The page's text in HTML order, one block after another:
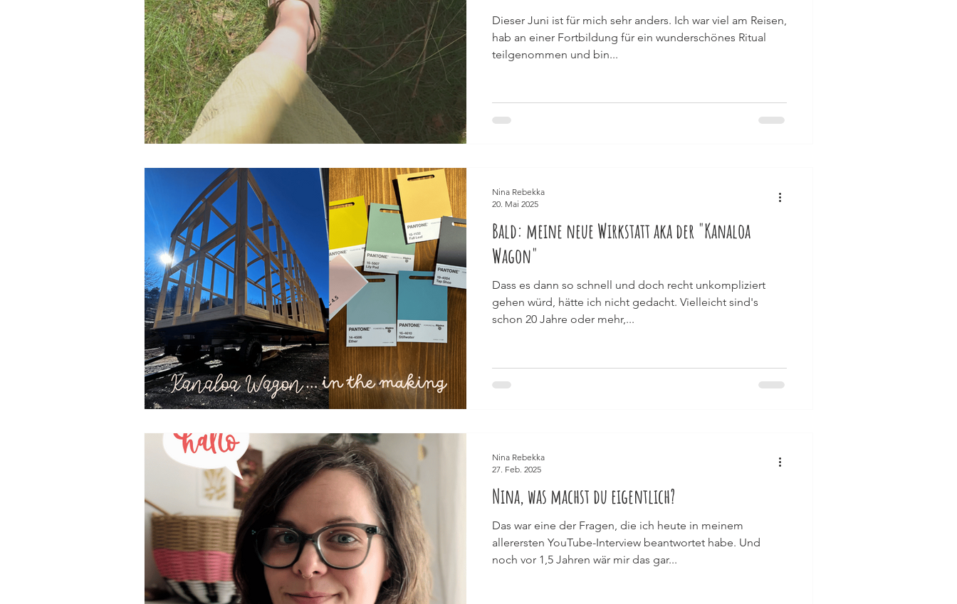
Dieser Juni ist für mich sehr anders. Ich war viel am Reisen,
hab an einer Fortbildung für ein wunderschönes Ritual
teilgenommen und bin...
Bald: meine neue Wirkstatt aka der "Kanaloa
Wagon"
Dass es dann so schnell und doch recht unkompliziert
gehen würd, hätte ich nicht gedacht. Vielleicht sind's
schon 20 Jahre oder mehr,...
Nina Rebekka
20. Mai 2025
Nina, was machst du eigentlich?
Das war eine der Fragen, die ich heute in meinem
allerersten YouTube-Interview beantwortet habe. Und
noch vor 1,5 Jahren wär mir das gar...
Nina Rebekka
27. Feb. 2025